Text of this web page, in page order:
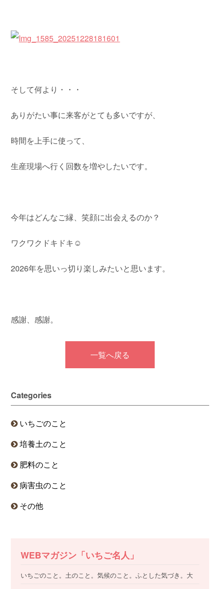
そして何より・・・
ありがたい事に来客がとても多いですが、
時間を上手に使って、
生産現場へ行く回数を増やしたいです。
今年はどんなご縁、笑顔に出会えるのか？
ワクワクドキドキ☺️
2026年を思いっ切り楽しみたいと思います。
感謝、感謝。
一覧へ戻る
Categories
いちごのこと
培養土のこと
肥料のこと
病害虫のこと
その他
WEBマガジン「いちご名人」
いちごのこと。土のこと。気候のこと。ふとした気づき。大